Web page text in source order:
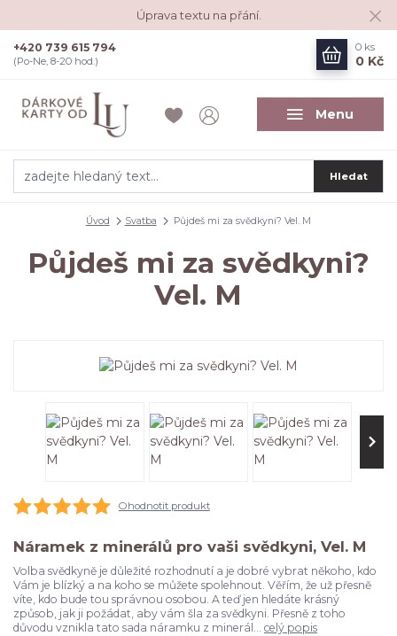
Úprava textu na přání.
Menu
Hledat
+420 739 615 794
(Po-Ne, 8-20 hod.)
0 ks
0 Kč
Úvod Svatba Půjdeš mi za svědkyni? Vel. M
Půjdeš mi za svědkyni?
Vel. M
Ohodnotit produkt
Náramek z minerálů pro vaši svědkyni, Vel. M
Volba svědkyně je důležité rozhodnutí a je dobré vybrat někoho, kdo
Vám je blízký a na koho se můžete spolehnout. Věřím, že už přesně
víte, kdo bude tou správnou osobou. A teď jen hledáte krásný
způsob, jak ji požádat, aby vám šla za svědkyni. Přesně z toho
důvodu vznikla tato sada náramku z minerál... celý popis